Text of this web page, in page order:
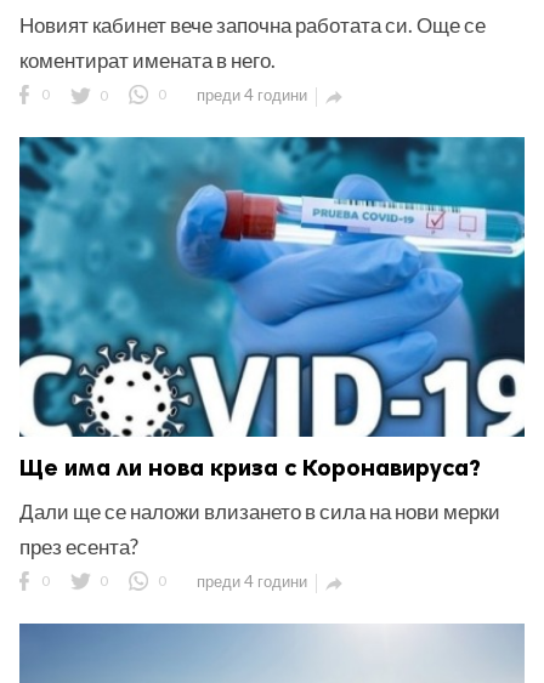
Новият кабинет вече започна работата си. Още се
коментират имената в него.
0 0 0 преди 4 години 
Ще има ли нова криза с Коронавируса?
Дали ще се наложи влизането в сила на нови мерки
през есента?
0 0 0 преди 4 години 